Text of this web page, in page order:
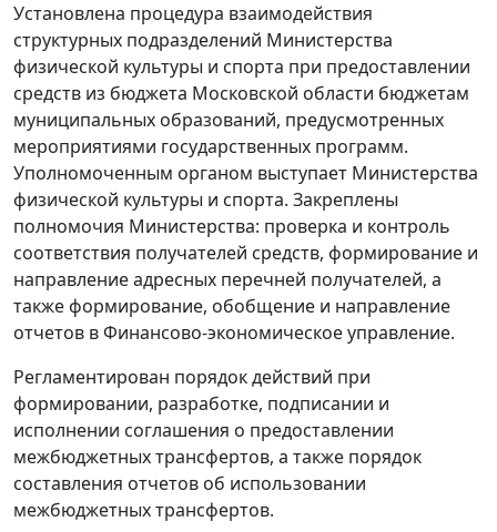
Установлена процедура взаимодействия
структурных подразделений Министерства
физической культуры и спорта при предоставлении
средств из бюджета Московской области бюджетам
муниципальных образований, предусмотренных
мероприятиями государственных программ.
Уполномоченным органом выступает Министерства
физической культуры и спорта. Закреплены
полномочия Министерства: проверка и контроль
соответствия получателей средств, формирование и
направление адресных перечней получателей, а
также формирование, обобщение и направление
отчетов в Финансово-экономическое управление.
Регламентирован порядок действий при
формировании, разработке, подписании и
исполнении соглашения о предоставлении
межбюджетных трансфертов, а также порядок
составления отчетов об использовании
межбюджетных трансфертов.